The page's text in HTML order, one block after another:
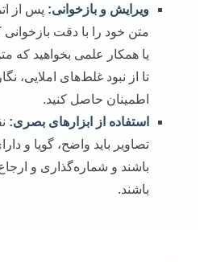
ویرایش و بازخوانی: پس از
متن خود را با دقت بازخوانی
یا همکار علمی بخواهید که
تا از نبود غلط‌های املایی،
اطمینان حاصل کنید.
استفاده از ابزارهای بصری:
تصاویر باید واضح، گویا و
باشند و شماره‌گذاری و
باشند.